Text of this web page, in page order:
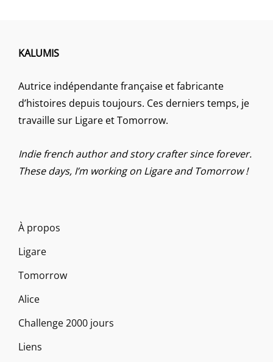
KALUMIS
Autrice indépendante française et fabricante
d’histoires depuis toujours. Ces derniers temps, je
travaille sur Ligare et Tomorrow.
Indie french author and story crafter since forever.
These days, I’m working on Ligare and Tomorrow !
À propos
Ligare
Tomorrow
Alice
Challenge 2000 jours
Liens